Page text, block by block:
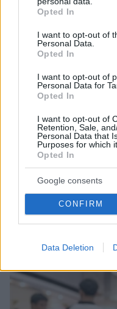
grant or deny consent to
use your data for below
consent section.
Opted In
I want to opt-out of
Personal Data.
Opted In
I want to opt-out of
Personal Data for
Opted In
I want to opt-out of
Retention, Sale,
Personal Data that
Purposes for which
Opted In
Google consents
CONFIRM
Data Deletion
Η δίκη που σοκάρει τη
πριν την αυτοκτονία
σύζυγό της και τους 51
03.09.2024, 11:59
Thema Insights